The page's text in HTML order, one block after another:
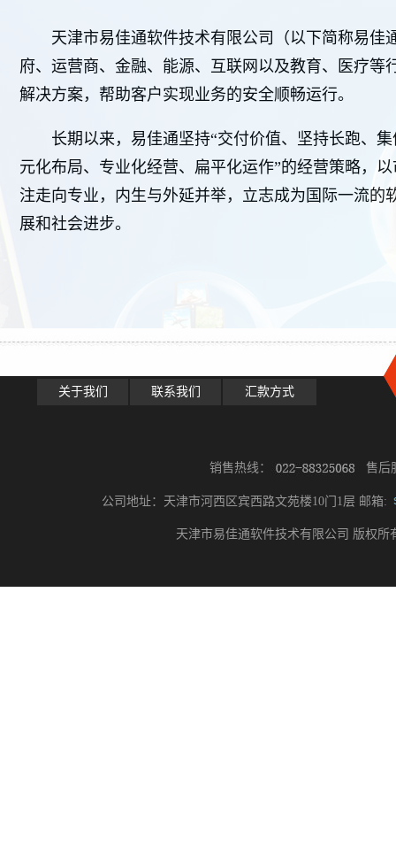
天津市易佳通软件技术有限公司（以下简称易佳
府、运营商、金融、能源、互联网以及教育、医疗
解决方案，帮助客户实现业务的安全顺畅运行。
长期以来，易佳通坚持“交付价值、坚持长跑、
元化布局、专业化经营、扁平化运作”的经营策略，
注走向专业，内生与外延并举，立志成为国际一流
展和社会进步。
关于我们 联系我们 汇款方式
销售热线： 售后
公司地址：天津市河西区宾西路文苑楼10门1层 邮箱:
天津市易佳通软件技术有限公司 版权